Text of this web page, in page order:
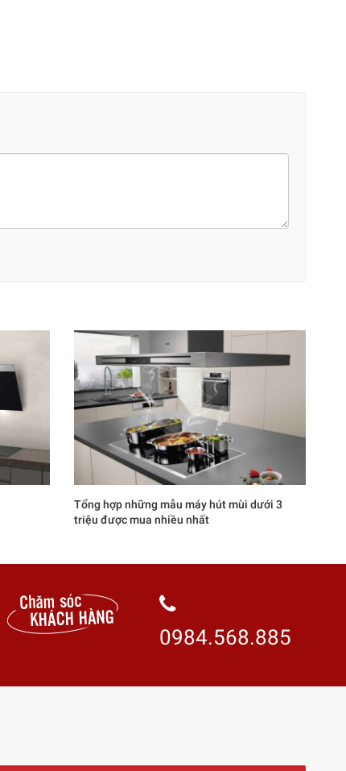
Tổng hợp những mẫu máy hút mùi dưới 3
triệu được mua nhiều nhất
0984.568.885